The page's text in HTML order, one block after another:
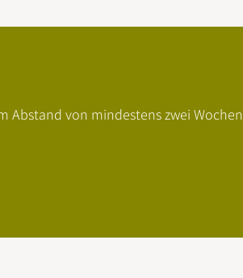
Abstand von mindestens zwei Wochen